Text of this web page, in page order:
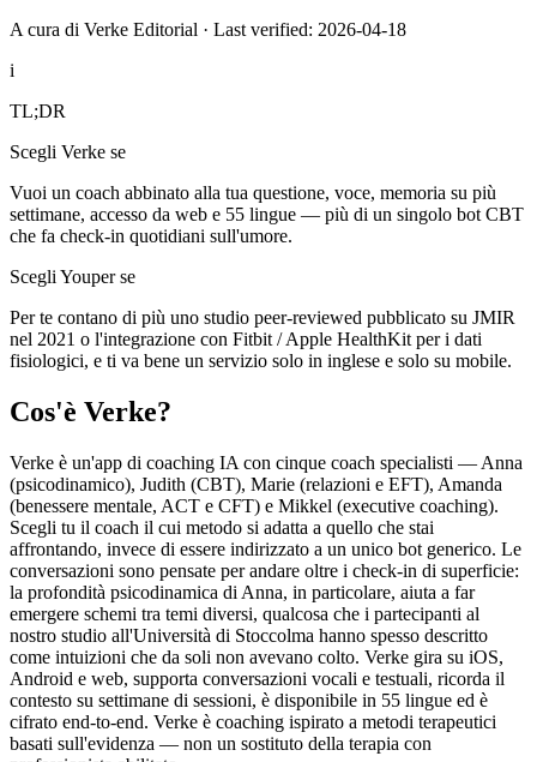
A cura di Verke Editorial · Last verified: 2026-04-18
i
TL;DR
Scegli Verke se
Vuoi un coach abbinato alla tua questione, voce, memoria su più
settimane, accesso da web e 55 lingue — più di un singolo bot CBT
che fa check-in quotidiani sull'umore.
Scegli Youper se
Per te contano di più uno studio peer-reviewed pubblicato su JMIR
nel 2021 o l'integrazione con Fitbit / Apple HealthKit per i dati
fisiologici, e ti va bene un servizio solo in inglese e solo su mobile.
Cos'è Verke?
Verke è un'app di coaching IA con cinque coach specialisti — Anna
(psicodinamico), Judith (CBT), Marie (relazioni e EFT), Amanda
(benessere mentale, ACT e CFT) e Mikkel (executive coaching).
Scegli tu il coach il cui metodo si adatta a quello che stai
affrontando, invece di essere indirizzato a un unico bot generico. Le
conversazioni sono pensate per andare oltre i check-in di superficie:
la profondità psicodinamica di Anna, in particolare, aiuta a far
emergere schemi tra temi diversi, qualcosa che i partecipanti al
nostro studio all'Università di Stoccolma hanno spesso descritto
come intuizioni che da soli non avevano colto. Verke gira su iOS,
Android e web, supporta conversazioni vocali e testuali, ricorda il
contesto su settimane di sessioni, è disponibile in 55 lingue ed è
cifrato end-to-end. Verke è coaching ispirato a metodi terapeutici
basati sull'evidenza — non un sostituto della terapia con